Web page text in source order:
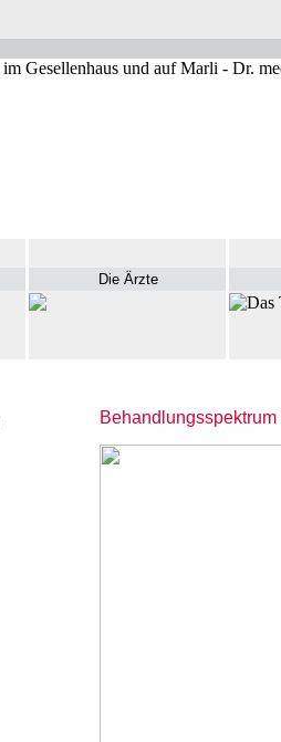
Behandlungsspektrum
Die Ärzte